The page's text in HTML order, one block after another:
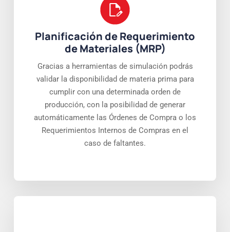
Planificación de Requerimiento
de Materiales (MRP)
Gracias a herramientas de simulación podrás
validar la disponibilidad de materia prima para
cumplir con una determinada orden de
producción, con la posibilidad de generar
automáticamente las Órdenes de Compra o los
Requerimientos Internos de Compras en el
caso de faltantes.